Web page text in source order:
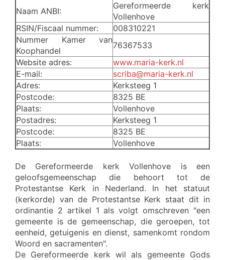
Naam ANBI:
Gereformeerde kerk
Vollenhove
RSIN/Fiscaal nummer:
008310221
Nummer Kamer van
Koophandel
76367533
Website adres:
www.maria-kerk.nl
E-mail:
scriba@maria-kerk.nl
Adres:
Kerksteeg 1
Postcode:
8325 BE
Plaats:
Vollenhove
Postadres:
Kerksteeg 1
Postcode:
8325 BE
Plaats:
Vollenhove
De Gereformeerde kerk Vollenhove is een
geloofsgemeenschap die behoort tot de
Protestantse Kerk in Nederland. In het statuut
(kerkorde) van de Protestantse Kerk staat dit in
ordinantie 2 artikel 1 als volgt omschreven "een
gemeente is de gemeenschap, die geroepen, tot
eenheid, getuigenis en dienst, samenkomt rondom
Woord en sacramenten".
De Gereformeerde kerk wil als gemeente Gods